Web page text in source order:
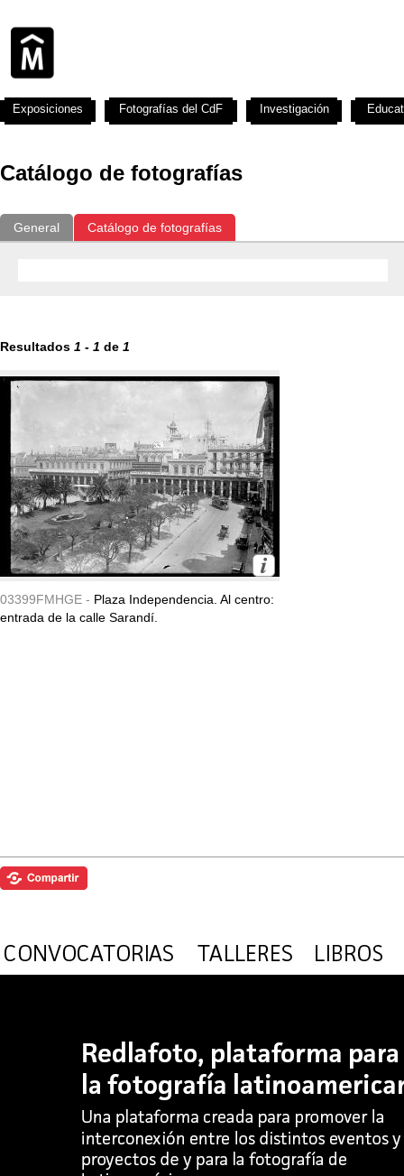
Catálogo de fotografías
General Catálogo de fotografías
Resultados 1 - 1 de 1
03399FMHGE - Plaza Independencia. Al centro:
entrada de la calle Sarandí.
Exposiciones Fotografías del CdF Investigación